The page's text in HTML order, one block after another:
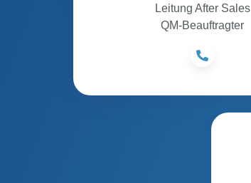
Leitung After Sales
QM-Beauftragter